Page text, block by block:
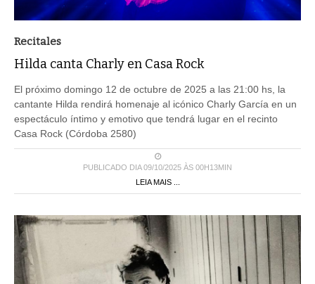
Recitales
Hilda canta Charly en Casa Rock
El próximo domingo 12 de octubre de 2025 a las 21:00 hs, la
cantante Hilda rendirá homenaje al icónico Charly García en un
espectáculo íntimo y emotivo que tendrá lugar en el recinto
Casa Rock (Córdoba 2580)
PUBLICADO DIA 09/10/2025 ÀS 00H13MIN
LEIA MAIS ...